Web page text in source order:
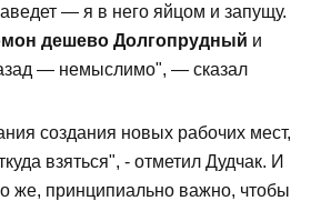
— я в него яйцом и запущу.
дешево Долгопрудный и
— немыслимо", — сказал
создания новых рабочих мест,
взяться", - отметил Дудчак. И
же, принципиально важно, чтобы